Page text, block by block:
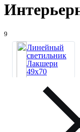
9
Линейный
светильник
Лакшери
49х70